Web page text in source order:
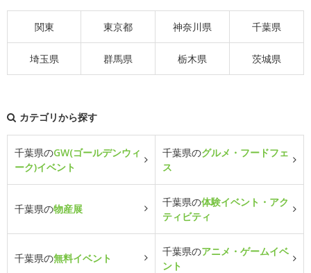
関東 東京都 神奈川県 千葉県
埼玉県 群馬県 栃木県 茨城県
カテゴリから探す
千葉県のGW(ゴールデンウィ
ーク)イベント
千葉県のグルメ・フードフェ
ス
千葉県の物産展
千葉県の体験イベント・アク
ティビティ
千葉県の無料イベント
千葉県のアニメ・ゲームイベ
ント